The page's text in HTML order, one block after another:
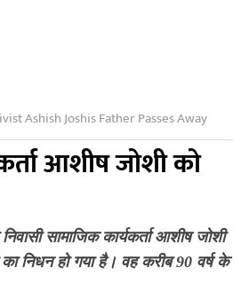
Ashish Joshis Father Passes Away
आशीष जोशी को
सामाजिक कार्यकर्ता आशीष जोशी
निधन हो गया है। वह करीब 90 वर्ष के